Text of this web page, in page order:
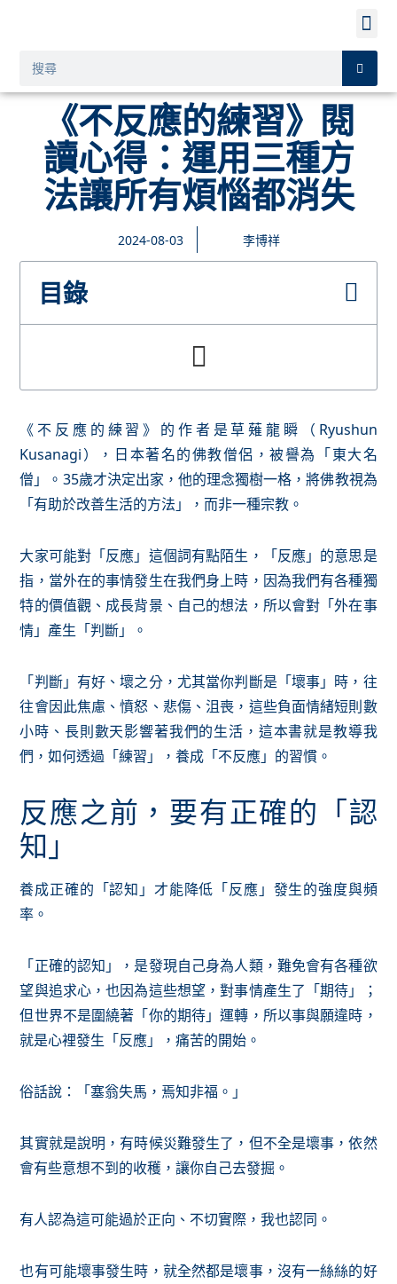
《不反應的練習》閱
讀心得：運用三種方
法讓所有煩惱都消失
2024-08-03 李博祥
目錄
《不反應的練習》的作者是草薙龍瞬（Ryushun
Kusanagi），日本著名的佛教僧侶，被譽為「東大名
僧」。35歲才決定出家，他的理念獨樹一格，將佛教視為
「有助於改善生活的方法」，而非一種宗教。
大家可能對「反應」這個詞有點陌生，「反應」的意思是
指，當外在的事情發生在我們身上時，因為我們有各種獨
特的價值觀、成長背景、自己的想法，所以會對「外在事
情」產生「判斷」。
「判斷」有好、壞之分，尤其當你判斷是「壞事」時，往
往會因此焦慮、憤怒、悲傷、沮喪，這些負面情緒短則數
小時、長則數天影響著我們的生活，這本書就是教導我
們，如何透過「練習」，養成「不反應」的習慣。
反應之前，要有正確的「認
知」
養成正確的「認知」才能降低「反應」發生的強度與頻
率。
「正確的認知」，是發現自己身為人類，難免會有各種欲
望與追求心，也因為這些想望，對事情產生了「期待」；
但世界不是圍繞著「你的期待」運轉，所以事與願違時，
就是心裡發生「反應」，痛苦的開始。
俗話說：「塞翁失馬，焉知非福。」
其實就是說明，有時候災難發生了，但不全是壞事，依然
會有些意想不到的收穫，讓你自己去發掘。
有人認為這可能過於正向、不切實際，我也認同。
也有可能壞事發生時，就全然都是壞事，沒有一絲絲的好